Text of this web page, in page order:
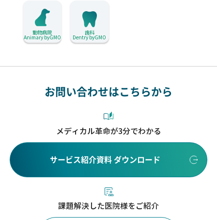
動物病院
Animary byGMO
歯科
Dentry byGMO
お問い合わせはこちらから
メディカル革命が3分でわかる
サービス紹介資料 ダウンロード
課題解決した医院様をご紹介